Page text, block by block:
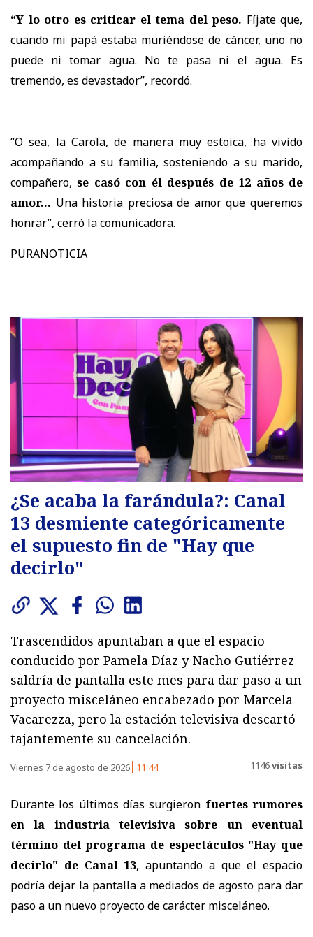
“Y lo otro es criticar el tema del peso. Fíjate que,
cuando mi papá estaba muriéndose de cáncer, uno no
puede ni tomar agua. No te pasa ni el agua. Es
tremendo, es devastador”, recordó.
“O sea, la Carola, de manera muy estoica, ha vivido
acompañando a su familia, sosteniendo a su marido,
compañero,se casó con él después de 12 años de
amor... Una historia preciosa de amor que queremos
honrar”, cerró la comunicadora.
PURANOTICIA
¿Se acaba la farándula?: Canal
13 desmiente categóricamente
el supuesto fin de "Hay que
decirlo"
Trascendidos apuntaban a que el espacio
conducido por Pamela Díaz y Nacho Gutiérrez
saldría de pantalla este mes para dar paso a un
proyecto misceláneo encabezado por Marcela
Vacarezza, pero la estación televisiva descartó
tajantemente su cancelación.
Viernes 7 de agosto de 2026 11:44 1146visitas
Durante los últimos días surgieron fuertes rumores
en la industria televisiva sobre un eventual
término del programa de espectáculos "Hay que
decirlo" de Canal 13, apuntando a que el espacio
podría dejar la pantalla a mediados de agosto para dar
paso a un nuevo proyecto de carácter misceláneo.